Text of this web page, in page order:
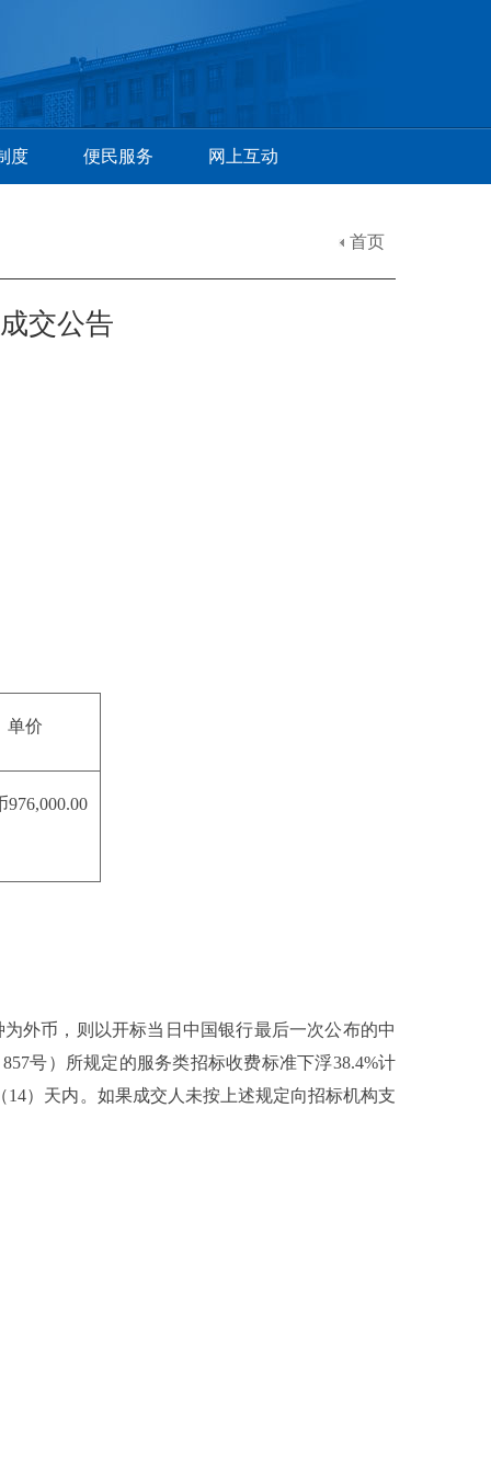
度 便民服务 网上互动
首页
交公告
单价
976,000.00
外币，则以开标当日中国银行最后一次公布的中
号）所规定的服务类招标收费标准下浮38.4%计
）天内。如果成交人未按上述规定向招标机构支